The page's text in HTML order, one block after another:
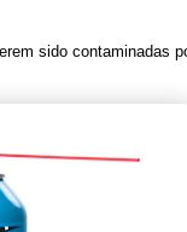
sido contaminadas